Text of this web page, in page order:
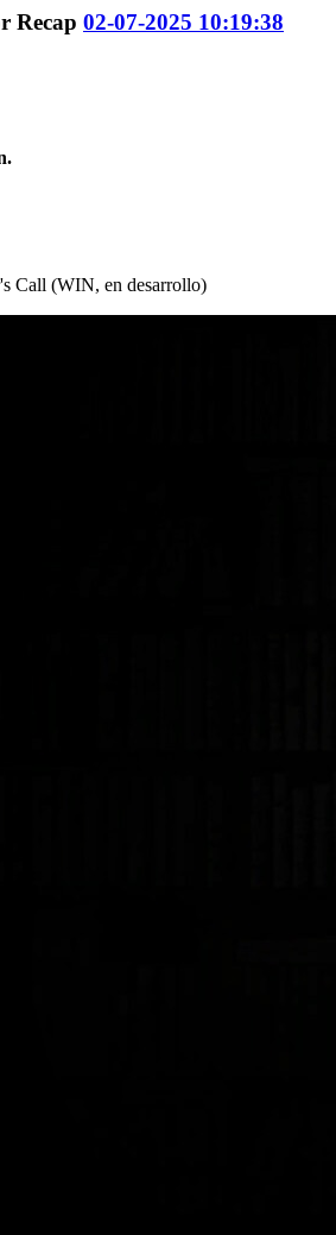
Recap 02-07-2025 10:19:38
Call (WIN, en desarrollo)